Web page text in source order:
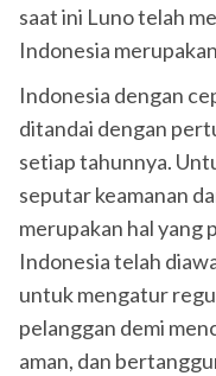
saat ini Luno telah
Indonesia
Indonesia dengan
ditandai dengan
setiap tahunnya.
seputar keamanan
merupakan hal yang
Indonesia telah
untuk mengatur
pelanggan demi
aman, dan